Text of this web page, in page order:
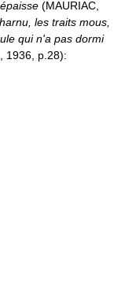
(MAURIAC,
les traits mous,
qui n'a pas dormi
1936, p.28):